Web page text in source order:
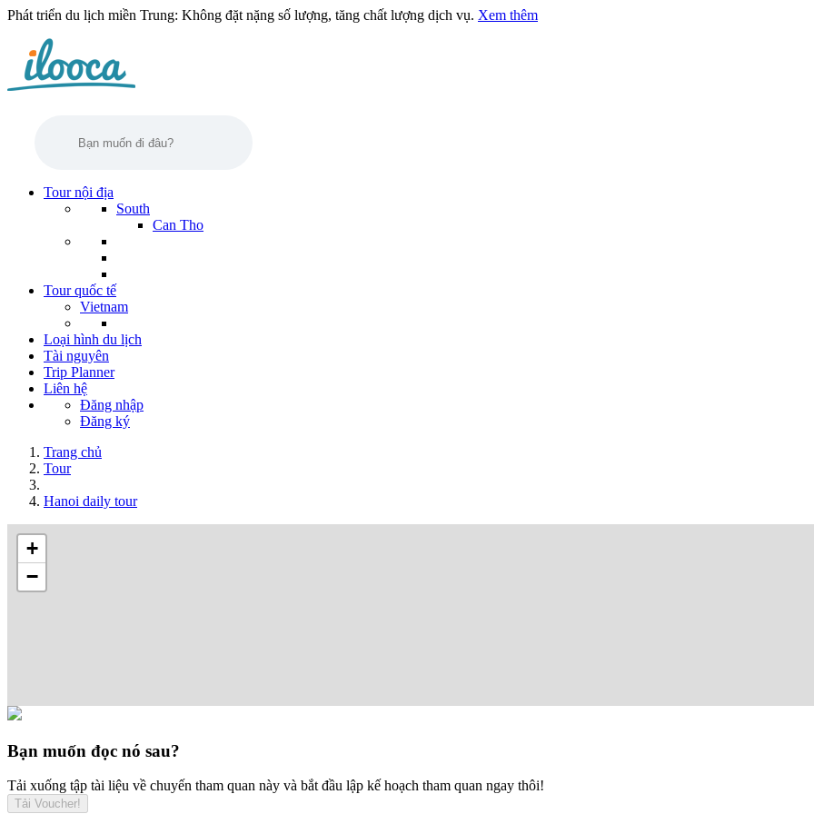
Phát triển du lịch miền Trung: Không đặt nặng số lượng, tăng chất lượng dịch vụ. Xem thêm
Tour nội địa
South
Can Tho
Tour quốc tế
Vietnam
Loại hình du lịch
Tài nguyên
Trip Planner
Liên hệ
Đăng nhập
Đăng ký
Trang chủ
Tour
Hanoi daily tour
+
−
Bạn muốn đọc nó sau?
Tải xuống tập tài liệu về chuyến tham quan này và bắt đầu lập kế hoạch tham quan ngay thôi!
Tải Voucher!